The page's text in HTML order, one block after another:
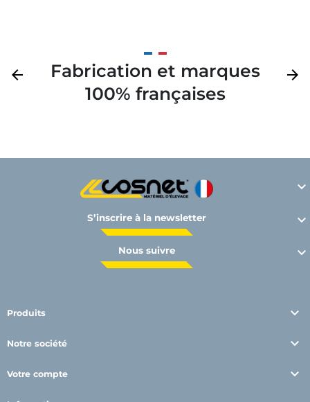
Précédent
arrow_back
Fabrication et marques
100% françaises
arrow_forward

S’inscrire à la newsletter 
Nous suivre 
Produits 
Notre société 
Votre compte 